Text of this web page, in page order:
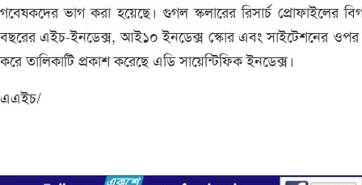
গবেষকদের ভাগ করা হয়েছে। গুগল স্কলারের রিসার্চ প্রোফাইলের
বছরের এইচ-ইনডেক্স, আই১০ ইনডেক্স স্কোর এবং সাইটেশনের ওপর
করে তালিকাটি প্রকাশ করেছে এডি সায়েন্টিফিক ইনডেক্স।
এএইচ/